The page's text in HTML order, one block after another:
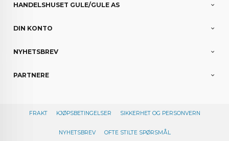
HANDELSHUSET GULE/GULE AS
DIN KONTO
NYHETSBREV
PARTNERE
FRAKT KJØPSBETINGELSER SIKKERHET OG PERSONVERN
NYHETSBREV OFTE STILTE SPØRSMÅL